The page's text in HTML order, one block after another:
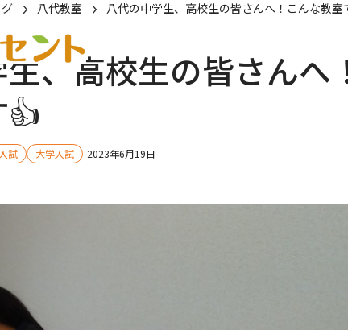
八代教室 八代の中学生、高校生の皆さんへ！こんな教室
、高校生の皆さんへ
試 大学入試 2023年6月19日